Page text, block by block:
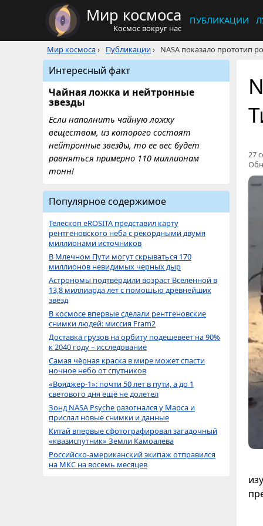
Мир космоса
Космос вокруг нас
ПУБЛИКАЦИИ
Мир космоса› Публикации› NASA показало прототип
27
Интересный факт
Чайная ложка и нейтронные
звезды
Если наполнить чайную ложку
веществом, из которого состоят
нейтронные звезды, то ее вес будет
равняться примерно 110 миллионам
тонн!
Популярное содержимое
Телескоп eROSITA представил карту
рентгеновского неба с рекордными двумя
миллионами источников
В Млечном Пути могут скрываться 170
миллионов невидимых черных дыр
Астрономы подтвердили возраст Вселенной в
13,8 миллиарда лет с помощью древнейших
звёзд
В космосе впервые сделали рентгеновские
снимки людей: миссия Fram2
Доставка грузов на орбиту подешевеет на 90%
к 2040 году – исследование
Самая чёрная краска в мире может спасти
ночное небо от спутников
«Вояджер-1»: почти 50 лет в пути, а до 1
светового дня ещё не долетел
Зонд NASA Psyche разогнался у Марса и
прислал новые снимки и данные
Китай впервые сфотографировал загадочный
«квазиспутник» Земли Камоалева
Российско-американский экипаж отправился
на МКС на восемь месяцев